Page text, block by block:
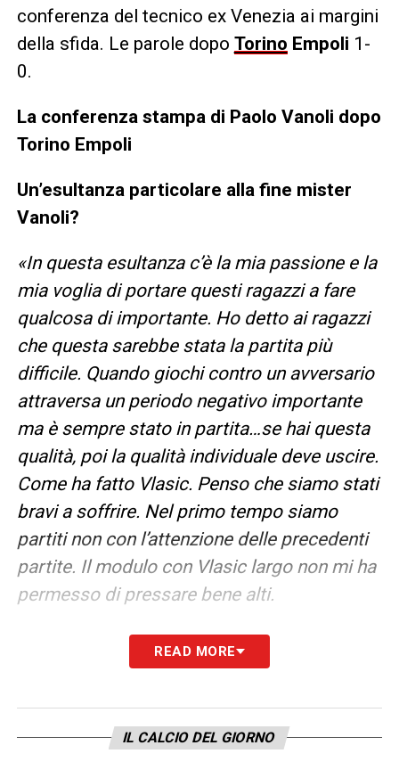
conferenza del tecnico ex Venezia ai margini
della sfida. Le parole dopo Torino Empoli 1-
0.
La conferenza stampa di Paolo Vanoli dopo
Torino Empoli
Un’esultanza particolare alla fine mister
Vanoli?
«In questa esultanza c’è la mia passione e la
mia voglia di portare questi ragazzi a fare
qualcosa di importante. Ho detto ai ragazzi
che questa sarebbe stata la partita più
difficile. Quando giochi contro un avversario
attraversa un periodo negativo importante
ma è sempre stato in partita…se hai questa
qualità, poi la qualità individuale deve uscire.
Come ha fatto Vlasic. Penso che siamo stati
bravi a soffrire. Nel primo tempo siamo
partiti non con l’attenzione delle precedenti
partite. Il modulo con Vlasic largo non mi ha
permesso di pressare bene alti.
Poi abbiamo fatto alcune correzioni. Ho
chiesto a Gineitis di seguire Pezzella
su uomo con Adams. Sapevamo che era una
partita difficile. Abbiamo vinto soffrendo:
READ MORE
IL CALCIO DEL GIORNO